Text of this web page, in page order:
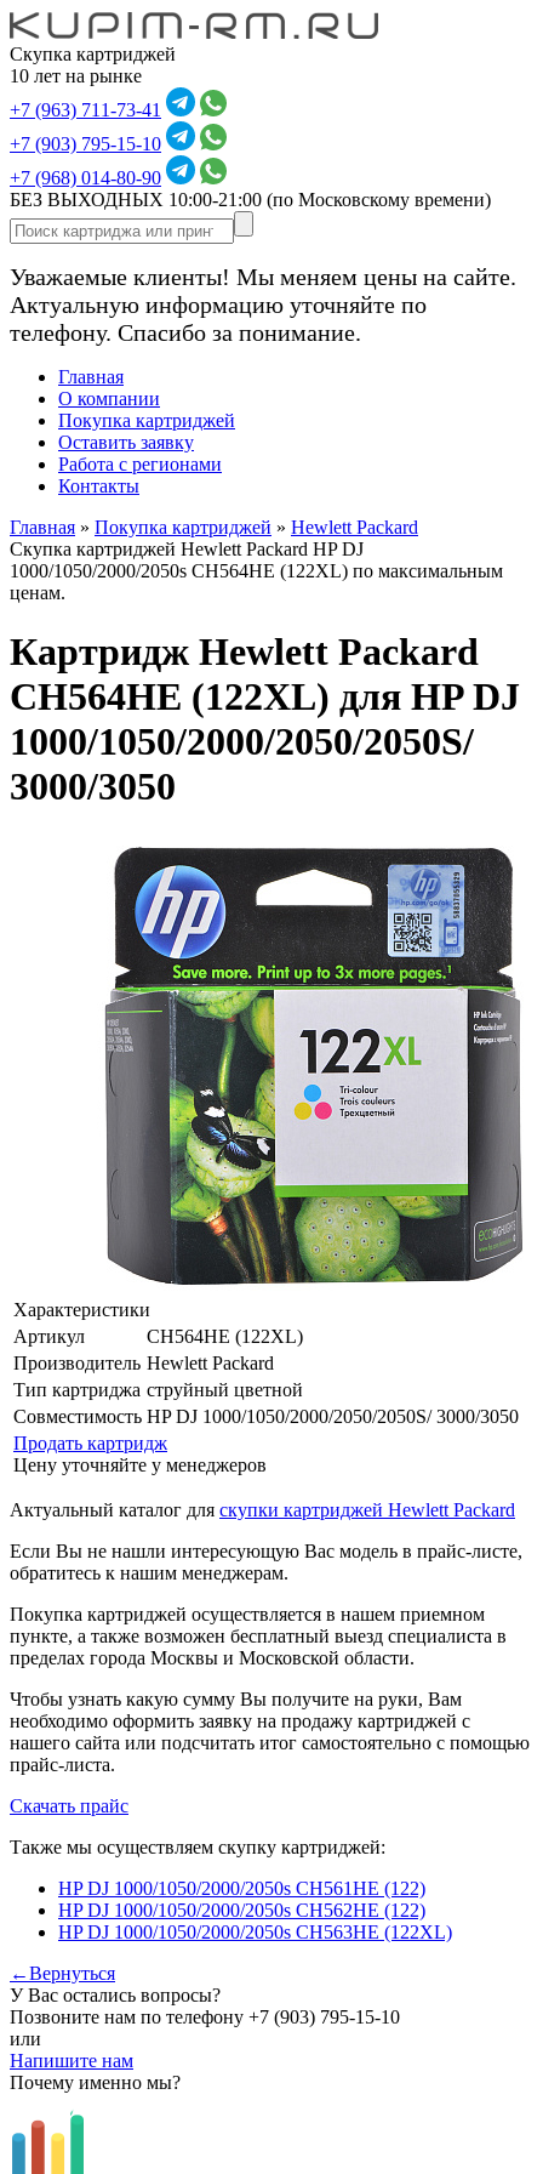
Скупка картриджей
10 лет на рынке
+7 (963) 711-73-41
+7 (903) 795-15-10
+7 (968) 014-80-90
БЕЗ ВЫХОДНЫХ 10:00-21:00 (по Московскому времени)
Уважаемые клиенты! Мы меняем цены на сайте.
Актуальную информацию уточняйте по
телефону. Спасибо за понимание.
Главная
О компании
Покупка картриджей
Оставить заявку
Работа с регионами
Контакты
Главная » Покупка картриджей » Hewlett Packard
Скупка картриджей Hewlett Packard HP DJ
1000/1050/2000/2050s CH564HE (122XL) по максимальным
ценам.
Картридж Hewlett Packard
CH564HE (122XL) для HP DJ
1000/1050/2000/2050/2050S/
3000/3050
Характеристики
Артикул
CH564HE (122XL)
Производитель Hewlett Packard
Тип картриджа струйный цветной
Совместимость HP DJ 1000/1050/2000/2050/2050S/ 3000/3050
Продать картридж
Цену уточняйте у менеджеров
Актуальный каталог для скупки картриджей Hewlett Packard
Если Вы не нашли интересующую Вас модель в прайс-листе,
обратитесь к нашим менеджерам.
Покупка картриджей осуществляется в нашем приемном
пункте, а также возможен бесплатный выезд специалиста в
пределах города Москвы и Московской области.
Чтобы узнать какую сумму Вы получите на руки, Вам
необходимо оформить заявку на продажу картриджей с
нашего сайта или подсчитать итог самостоятельно с помощью
прайс-листа.
Скачать прайс
Также мы осуществляем скупку картриджей:
HP DJ 1000/1050/2000/2050s CH561HE (122)
HP DJ 1000/1050/2000/2050s CH562HE (122)
HP DJ 1000/1050/2000/2050s CH563HE (122XL)
←Вернуться
У Вас остались вопросы?
Позвоните нам по телефону +7 (903) 795-15-10
или
Напишите нам
Почему именно мы?